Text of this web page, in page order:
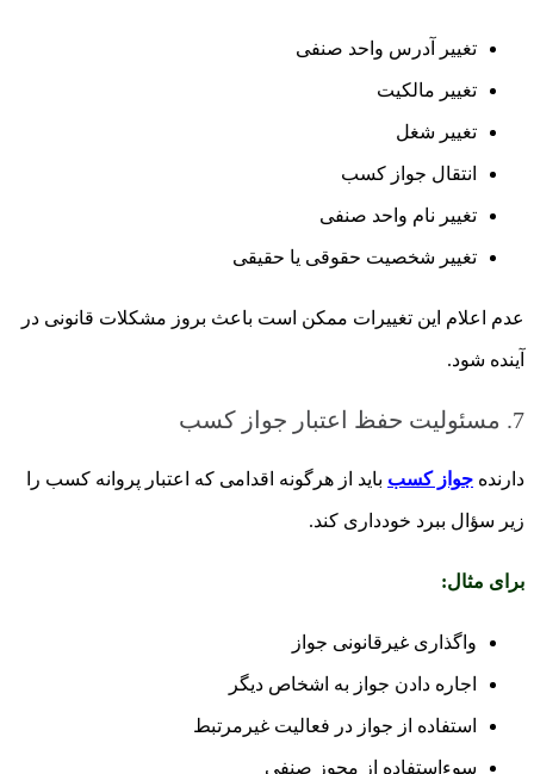
تغییر آدرس واحد صنفی
تغییر مالکیت
تغییر شغل
انتقال جواز کسب
تغییر نام واحد صنفی
تغییر شخصیت حقوقی یا حقیقی
عدم اعلام این تغییرات ممکن است باعث بروز مشکلات قانونی در
آینده شود.
7. مسئولیت حفظ اعتبار جواز کسب
دارنده جواز کسب باید از هرگونه اقدامی که اعتبار پروانه کسب را
زیر سؤال ببرد خودداری کند.
برای مثال:
واگذاری غیرقانونی جواز
اجاره دادن جواز به اشخاص دیگر
استفاده از جواز در فعالیت غیرمرتبط
سوءاستفاده از مجوز صنفی